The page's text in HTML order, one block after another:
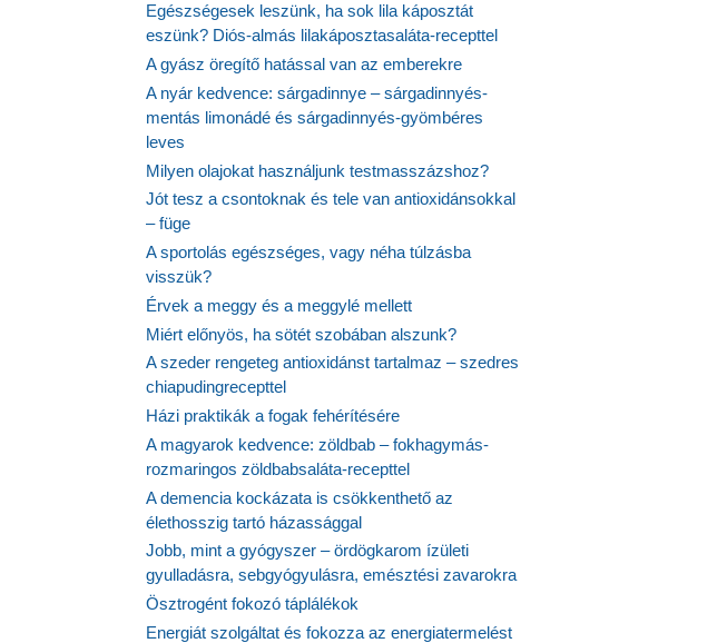
Egészségesek leszünk, ha sok lila káposztát
eszünk? Diós-almás lilakáposztasaláta-recepttel
A gyász öregítő hatással van az emberekre
A nyár kedvence: sárgadinnye – sárgadinnyés-
mentás limonádé és sárgadinnyés-gyömbéres
leves
Milyen olajokat használjunk testmasszázshoz?
Jót tesz a csontoknak és tele van antioxidánsokkal
– füge
A sportolás egészséges, vagy néha túlzásba
visszük?
Érvek a meggy és a meggylé mellett
Miért előnyös, ha sötét szobában alszunk?
A szeder rengeteg antioxidánst tartalmaz – szedres
chiapudingrecepttel
Házi praktikák a fogak fehérítésére
A magyarok kedvence: zöldbab – fokhagymás-
rozmaringos zöldbabsaláta-recepttel
A demencia kockázata is csökkenthető az
élethosszig tartó házassággal
Jobb, mint a gyógyszer – ördögkarom ízületi
gyulladásra, sebgyógyulásra, emésztési zavarokra
Ösztrogént fokozó táplálékok
Energiát szolgáltat és fokozza az energiatermelést